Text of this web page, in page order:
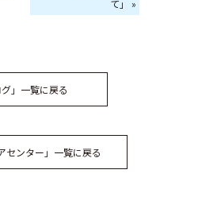
て」 »
グ」一覧に戻る
センター」一覧に戻る